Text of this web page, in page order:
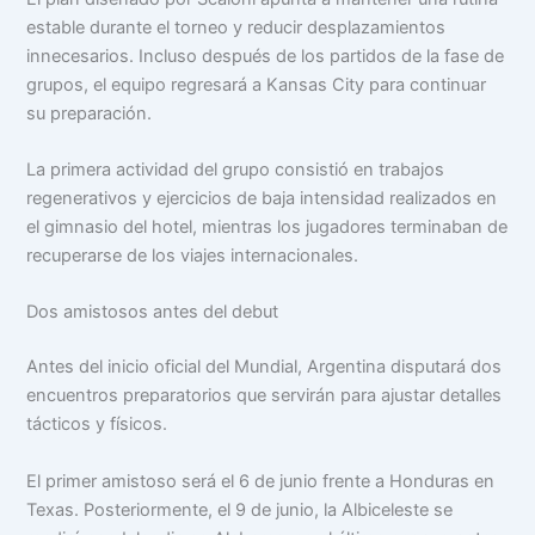
estable durante el torneo y reducir desplazamientos
innecesarios. Incluso después de los partidos de la fase de
grupos, el equipo regresará a Kansas City para continuar
su preparación.
La primera actividad del grupo consistió en trabajos
regenerativos y ejercicios de baja intensidad realizados en
el gimnasio del hotel, mientras los jugadores terminaban de
recuperarse de los viajes internacionales.
Dos amistosos antes del debut
Antes del inicio oficial del Mundial, Argentina disputará dos
encuentros preparatorios que servirán para ajustar detalles
tácticos y físicos.
El primer amistoso será el 6 de junio frente a Honduras en
Texas. Posteriormente, el 9 de junio, la Albiceleste se